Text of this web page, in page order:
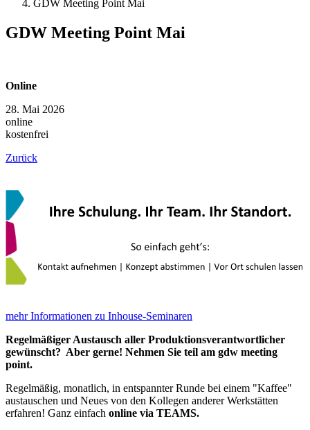
GDW Meeting Point Mai
GDW Meeting Point Mai
Online
28. Mai 2026
online
kostenfrei
Zurück
mehr Informationen zu Inhouse-Seminaren
Regelmäßiger Austausch aller Produktionsverantwortlicher
gewünscht? Aber gerne! Nehmen Sie teil am gdw meeting
point.
Regelmäßig, monatlich, in entspannter Runde bei einem "Kaffee"
austauschen und Neues von den Kollegen anderer Werkstätten
erfahren! Ganz einfach online via TEAMS.